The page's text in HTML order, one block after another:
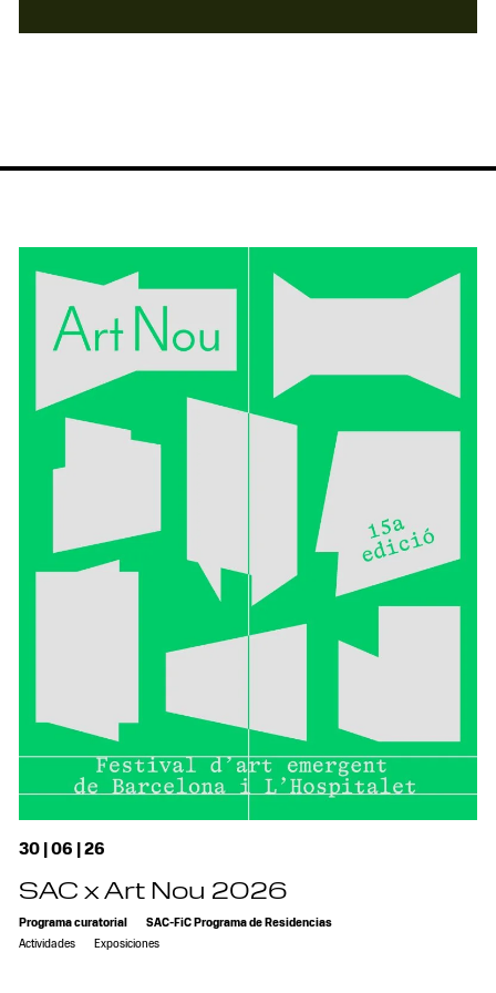
30 | 06 | 26
SAC x Art Nou 2026
Programa curatorial
SAC-FiC Programa de Residencias
Actividades
Exposiciones